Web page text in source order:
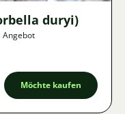
duryi)
Angebot
Möchte kaufen